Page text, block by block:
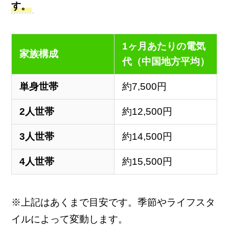
す。
家族構成
1ヶ月あたりの電気
代（中国地方平均）
単身世帯 約7,500円
2人世帯 約12,500円
3人世帯 約14,500円
4人世帯 約15,500円
※上記はあくまで目安です。季節やライフスタ
イルによって変動します。